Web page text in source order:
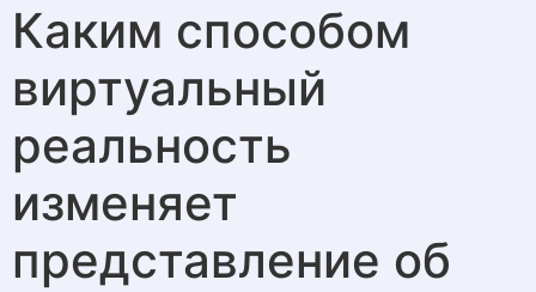
Каким способом
виртуальный
реальность
изменяет
представление об